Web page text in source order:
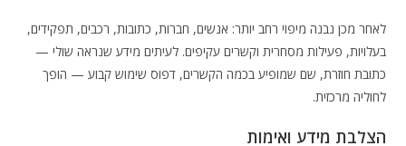
לאחר מכן נבנה מיפוי רחב יותר: אנשים, חברות, כתובות, רכבים, תפקידים,
בעלויות, פעילות מסחרית וקשרים עקיפים. לעיתים מידע שנראה שולי —
כתובת חוזרת, שם שמופיע בכמה הקשרים, דפוס שימוש קבוע — הופך
לחוליה מרכזית.
הצלבת מידע ואימות